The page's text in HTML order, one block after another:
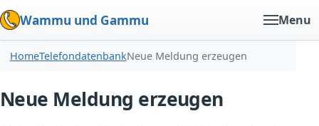
Wammu und Gammu Menu
HomeTelefondatenbankNeue Meldung erzeugen
Neue Meldung erzeugen